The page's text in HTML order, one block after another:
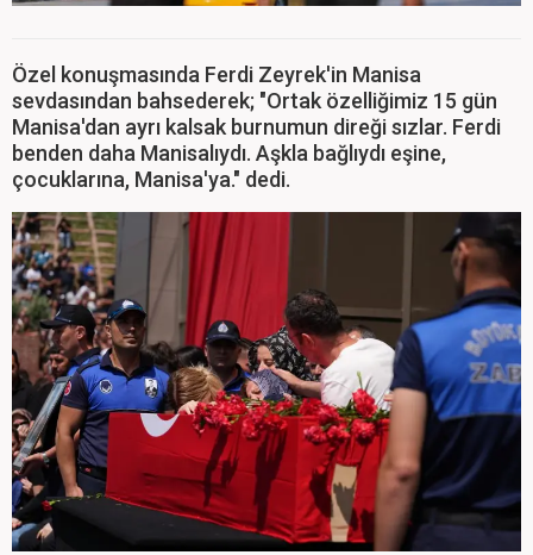
Özel konuşmasında Ferdi Zeyrek'in Manisa
sevdasından bahsederek; "Ortak özelliğimiz 15 gün
Manisa'dan ayrı kalsak burnumun direği sızlar. Ferdi
benden daha Manisalıydı. Aşkla bağlıydı eşine,
çocuklarına, Manisa'ya." dedi.